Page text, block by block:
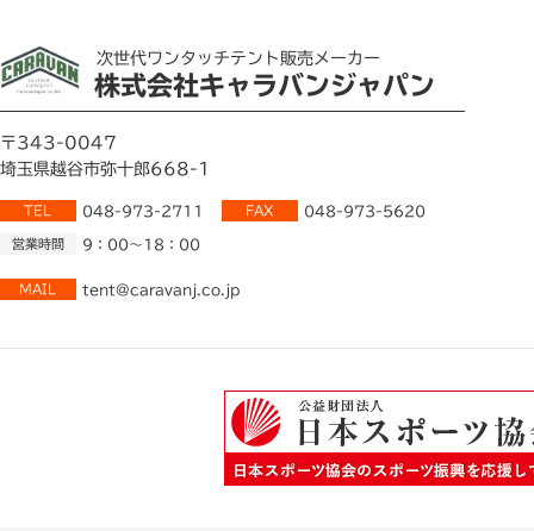
次世代ワンタッチテント販売メーカー
株式会社キャラバンジャパン
〒343-0047
埼玉県越谷市弥十郎668-1
TEL 048-973-2711 FAX 048-973-5620
営業時間 9：00～18：00
MAIL tent@caravanj.co.jp